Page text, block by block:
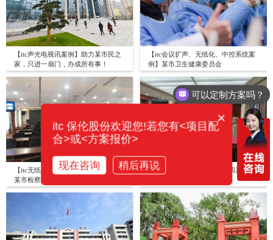
【itc声光电视讯案例】助力某市民之
家，只进一扇门，办成所有事！
【itc会议扩声、无纸化、中控系统案
例】某市卫生健康委员会
【itc无纸化、会议扩声、中控案例】
某市检察院
【itc数字会议、扩声案例】四川某检
可以定制方案吗？
×
itc 保伦股份欢迎您!若您有<项目配
合>或<方案报价>
现在咨询 稍后再说